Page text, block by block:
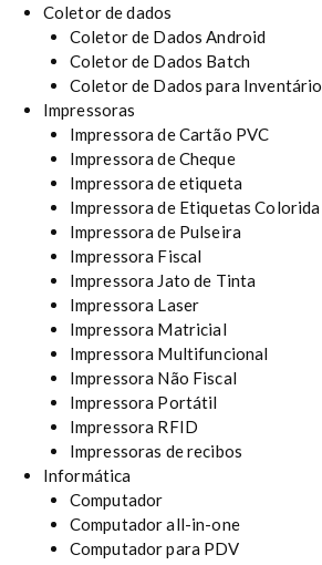
Coletor de dados
Coletor de Dados Android
Coletor de Dados Batch
Coletor de Dados para Inventário
Impressoras
Impressora de Cartão PVC
Impressora de Cheque
Impressora de etiqueta
Impressora de Etiquetas Colorida
Impressora de Pulseira
Impressora Fiscal
Impressora Jato de Tinta
Impressora Laser
Impressora Matricial
Impressora Multifuncional
Impressora Não Fiscal
Impressora Portátil
Impressora RFID
Impressoras de recibos
Informática
Computador
Computador all-in-one
Computador para PDV